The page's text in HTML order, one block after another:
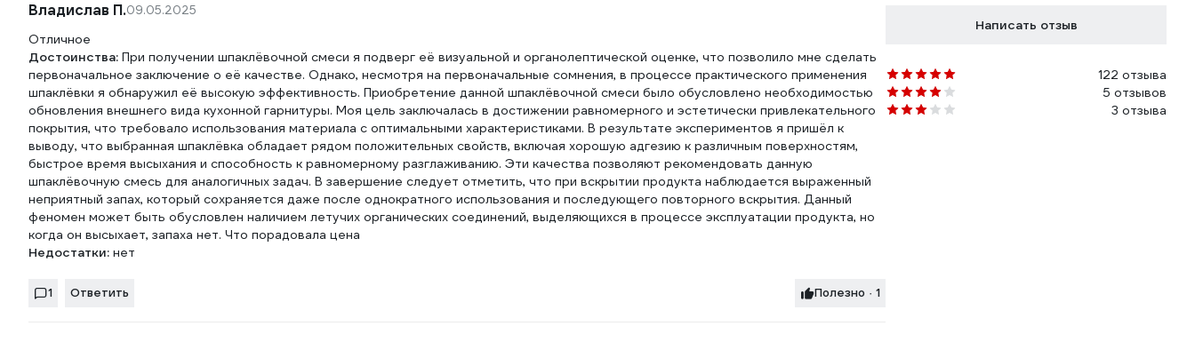
Написать отзыв
122 отзыва
5 отзывов
3 отзыва
Владислав П.09.05.2025
Отличное
Достоинства: При получении шпаклёвочной смеси я подверг её визуальной и органолептической оценке, что позволило мне сделать
первоначальное заключение о её качестве. Однако, несмотря на первоначальные сомнения, в процессе практического применения
шпаклёвки я обнаружил её высокую эффективность. Приобретение данной шпаклёвочной смеси было обусловлено необходимостью
обновления внешнего вида кухонной гарнитуры. Моя цель заключалась в достижении равномерного и эстетически привлекательного
покрытия, что требовало использования материала с оптимальными характеристиками. В результате экспериментов я пришёл к
выводу, что выбранная шпаклёвка обладает рядом положительных свойств, включая хорошую адгезию к различным поверхностям,
быстрое время высыхания и способность к равномерному разглаживанию. Эти качества позволяют рекомендовать данную
шпаклёвочную смесь для аналогичных задач. В завершение следует отметить, что при вскрытии продукта наблюдается выраженный
неприятный запах, который сохраняется даже после однократного использования и последующего повторного вскрытия. Данный
феномен может быть обусловлен наличием летучих органических соединений, выделяющихся в процессе эксплуатации продукта, но
когда он высыхает, запаха нет. Что порадовала цена
Недостатки: нет
1 Ответить Полезно · 1